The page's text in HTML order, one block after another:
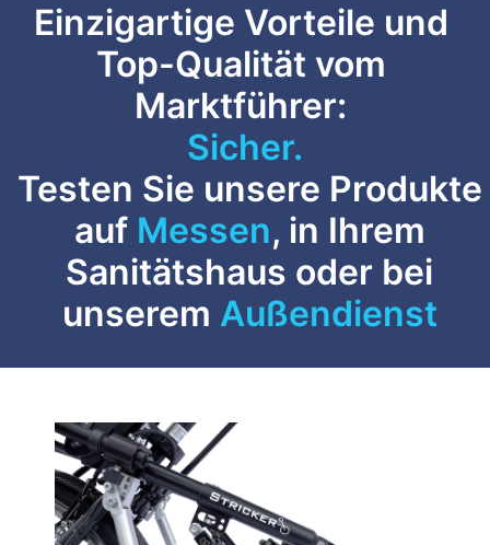
Einzigartige Vorteile und
Top-Qualität vom
Marktführer:
Sicher.
Testen Sie unsere Produkte
auf Messen, in Ihrem
Sanitätshaus oder bei
unserem Außendienst